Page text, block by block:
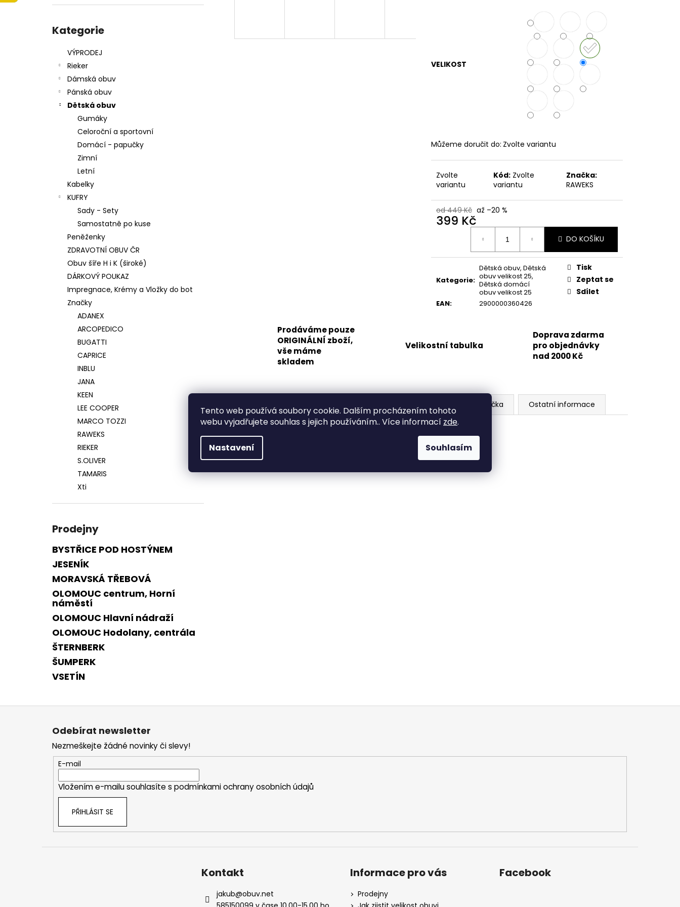
Tento web používá soubory cookie. Dalším procházením tohoto
webu vyjadřujete souhlas s jejich používáním.. Více informací zde.
Nastavení Souhlasím
kategorie
Kategorie
VÝPRODEJ
Rieker
Dámská obuv
Pánská obuv
Dětská obuv
Gumáky
Celoroční a sportovní
Domácí - papučky
Zimní
Letní
Kabelky
KUFRY
Sady - Sety
Samostatně po kuse
Peněženky
ZDRAVOTNÍ OBUV ČR
Obuv šíře H i K (široké)
DÁRKOVÝ POUKAZ
Impregnace, Krémy a Vložky do bot
Značky
ADANEX
ARCOPEDICO
BUGATTI
CAPRICE
INBLU
JANA
KEEN
LEE COOPER
MARCO TOZZI
RAWEKS
RIEKER
S.OLIVER
TAMARIS
Xti
Prodejny
BYSTŘICE POD HOSTÝNEM
JESENÍK
MORAVSKÁ TŘEBOVÁ
OLOMOUC centrum, Horní
náměstí
OLOMOUC Hlavní nádraží
OLOMOUC Hodolany, centrála
ŠTERNBERK
ŠUMPERK
VSETÍN
VELIKOST
Můžeme doručit do: Zvolte variantu
Zvolte
variantu
Kód: Zvolte
variantu
Značka:
RAWEKS
od 449 Kč až –20 %
399 Kč
DO KOŠÍKU
Kategorie:
Dětská obuv, Dětská
obuv velikost 25,
Dětská domácí
obuv velikost 25
EAN: 2900000360426
Tisk
Zeptat se
Sdílet
Prodáváme pouze
ORIGINÁLNÍ zboží,
vše máme
skladem
Velikostní tabulka
Doprava zdarma
pro objednávky
nad 2000 Kč
Značka Ostatní informace
Popis produktu není dostupný
699 Kč
Z
Odebírat newsletter
Nezmeškejte žádné novinky či slevy!
E-mail
Vložením e-mailu souhlasíte s podmínkami ochrany osobních údajů
PŘIHLÁSIT SE
Kontakt
jakub@obuv.net
Informace pro vás
Prodejny
Facebook